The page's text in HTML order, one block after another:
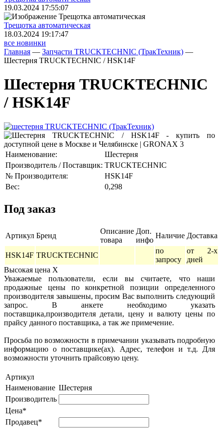
19.03.2024 17:55:07
Трещoтка автоматическая
18.03.2024 19:17:47
все новинки
Главная — Запчасти TRUCKTECHNIC (ТракТехник) —
Шестерня TRUCKTECHNIC / HSK14F
Шестерня TRUCKTECHNIC
/ HSK14F
Наименование:
Шестерня
Производитель / Поставщик: TRUCKTECHNIC
№ Производителя:
HSK14F
Вес:
0,298
Под заказ
Артикул Бренд
Описание
товара
Доп.
инфо
Наличие Доставка
HSK14F TRUCKTECHNIC
по
запросу
от 2-х
дней
Высокая цена X
Уважаемые пользователи, если вы считаете, что наши
продажные цены по конкретной позиции определенного
производителя завышены, просим Вас выполнить следующий
запрос. В анкете необходимо указать
поставщика,производителя детали, цену и валюту цены по
прайсу данного поставщика, а так же примечение.
Просьба по возможности в примечании указывать подробную
информацию о поставщике(ах). Адрес, телефон и т.д. Для
возможности уточнить прайсовую цену.
Артикул
Наименование Шестерня
Производитель
Цена*
Продавец*